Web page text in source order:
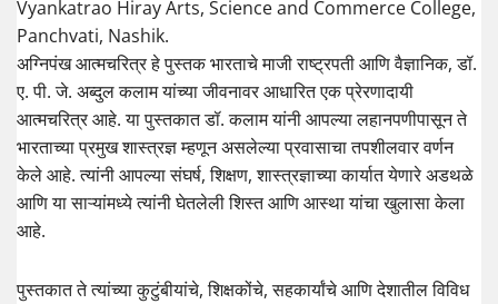
Vyankatrao Hiray Arts, Science and Commerce College,
Panchvati, Nashik.
अग्निपंख आत्मचरित्र हे पुस्तक भारताचे माजी राष्ट्रपती आणि वैज्ञानिक, डॉ.
ए. पी. जे. अब्दुल कलाम यांच्या जीवनावर आधारित एक प्रेरणादायी
आत्मचरित्र आहे. या पुस्तकात डॉ. कलाम यांनी आपल्या लहानपणीपासून ते
भारताच्या प्रमुख शास्त्रज्ञ म्हणून असलेल्या प्रवासाचा तपशीलवार वर्णन
केले आहे. त्यांनी आपल्या संघर्ष, शिक्षण, शास्त्रज्ञाच्या कार्यात येणारे अडथळे
आणि या साऱ्यांमध्ये त्यांनी घेतलेली शिस्त आणि आस्था यांचा खुलासा केला
आहे.
पुस्तकात ते त्यांच्या कुटुंबीयांचे, शिक्षकोंचे, सहकार्यांचे आणि देशातील विविध